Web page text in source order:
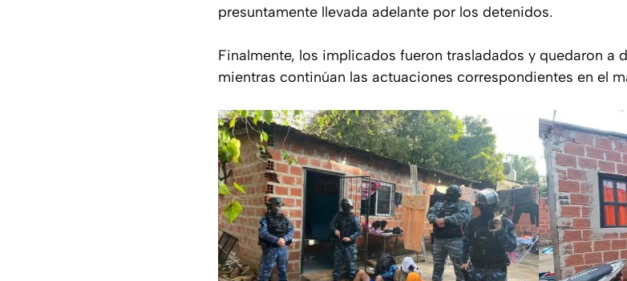
presuntamente llevada adelante por los detenidos.
Finalmente, los implicados fueron trasladados y quedaron a
mientras continúan las actuaciones correspondientes en el